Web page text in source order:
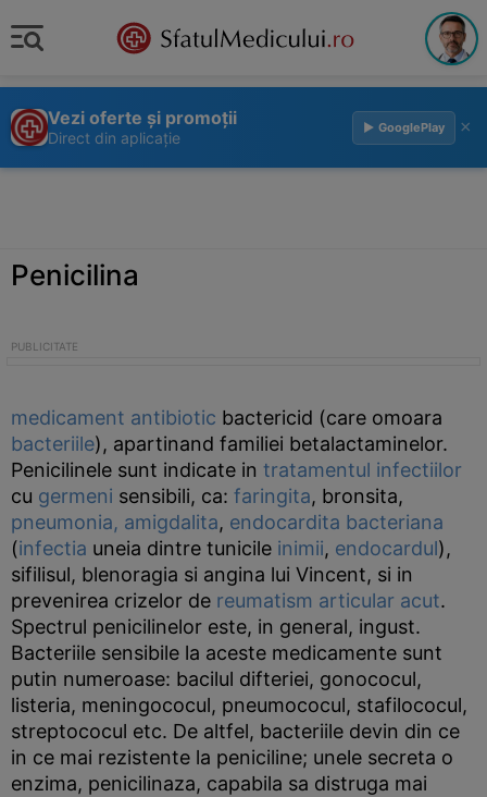
Vezi oferte și promoții
Direct din aplicație
▶ GooglePlay ×
Penicilina
medicament antibiotic bactericid (care omoara
bacteriile), apartinand familiei betalactaminelor.
Penicilinele sunt indicate in tratamentul infectiilor
cu germeni sensibili, ca: faringita, bronsita,
pneumonia, amigdalita, endocardita bacteriana
(infectia uneia dintre tunicile inimii, endocardul),
sifilisul, blenoragia si angina lui Vincent, si in
prevenirea crizelor de reumatism articular acut.
Spectrul penicilinelor este, in general, ingust.
Bacteriile sensibile la aceste medicamente sunt
putin numeroase: bacilul difteriei, gonococul,
listeria, meningococul, pneumococul, stafilococul,
streptococul etc. De altfel, bacteriile devin din ce
in ce mai rezistente la peniciline; unele secreta o
enzima, penicilinaza, capabila sa distruga mai